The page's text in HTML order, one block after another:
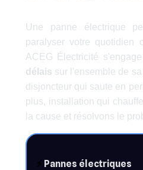
Une panne électrique
paralyser votre quotidien
ACEG Électricité
délais sur l'ensemble de
disjoncteur qui saute en
plus, installation qui
la cause et résolvons le
⚡ Pannes électriques